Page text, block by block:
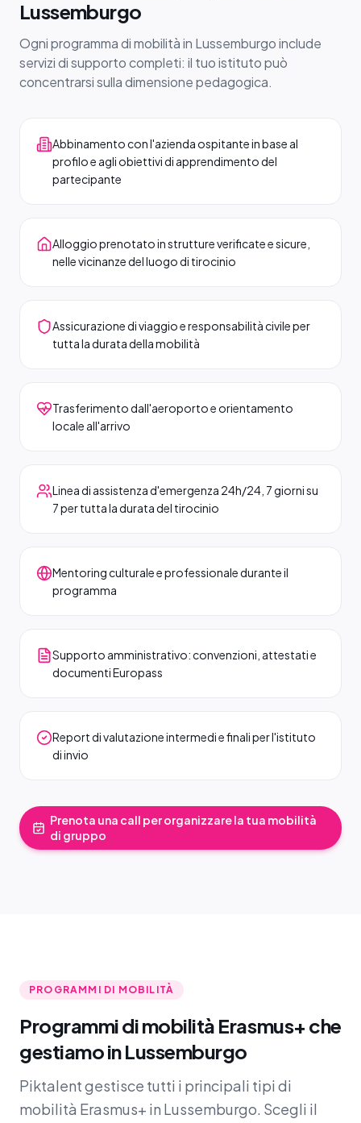
Lussemburgo
Ogni programma di mobilità in Lussemburgo include
servizi di supporto completi: il tuo istituto può
concentrarsi sulla dimensione pedagogica.
Abbinamento con l'azienda ospitante in base al
profilo e agli obiettivi di apprendimento del
partecipante
Alloggio prenotato in strutture verificate e sicure,
nelle vicinanze del luogo di tirocinio
Assicurazione di viaggio e responsabilità civile per
tutta la durata della mobilità
Trasferimento dall'aeroporto e orientamento
locale all'arrivo
Linea di assistenza d'emergenza 24h/24, 7 giorni su
7 per tutta la durata del tirocinio
Mentoring culturale e professionale durante il
programma
Supporto amministrativo: convenzioni, attestati e
documenti Europass
Report di valutazione intermedi e finali per l'istituto
di invio
Prenota una call per organizzare la tua mobilità
di gruppo
PROGRAMMI DI MOBILITÀ
Programmi di mobilità Erasmus+ che
gestiamo in Lussemburgo
Piktalent gestisce tutti i principali tipi di
mobilità Erasmus+ in Lussemburgo. Scegli il